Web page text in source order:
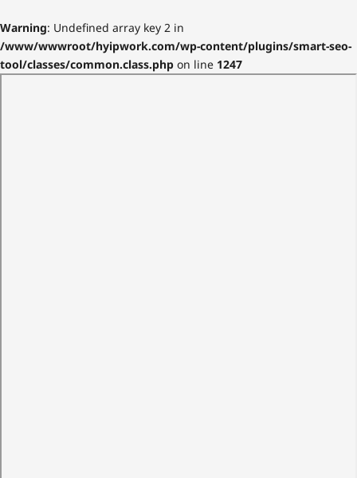
Warning: Undefined array key 2 in
/www/wwwroot/hyipwork.com/wp-content/plugins/smart-seo-
tool/classes/common.class.php on line 1247